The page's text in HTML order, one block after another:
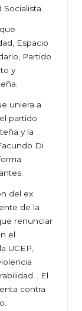
Espacio
Partido
y
uniera a
partido
y la
Di
del ex
de la
renunciar
el
UCEP,
El
contra